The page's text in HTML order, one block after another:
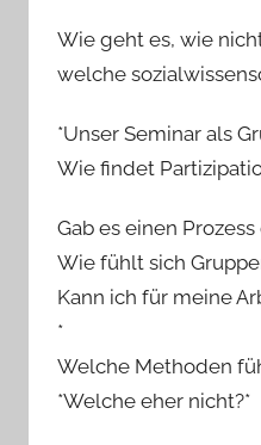
Wie geht es, wie
welche
*Unser Seminar als
Wie findet
Gab es einen
Wie fühlt sich
Kann ich für meine
*
Welche Methoden
*Welche eher nicht?*